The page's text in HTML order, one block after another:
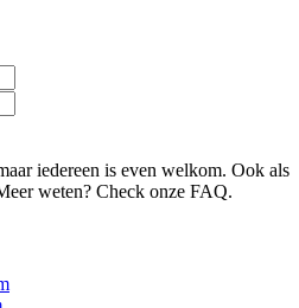
iedereen is even welkom. Ook als
weten? Check onze FAQ.